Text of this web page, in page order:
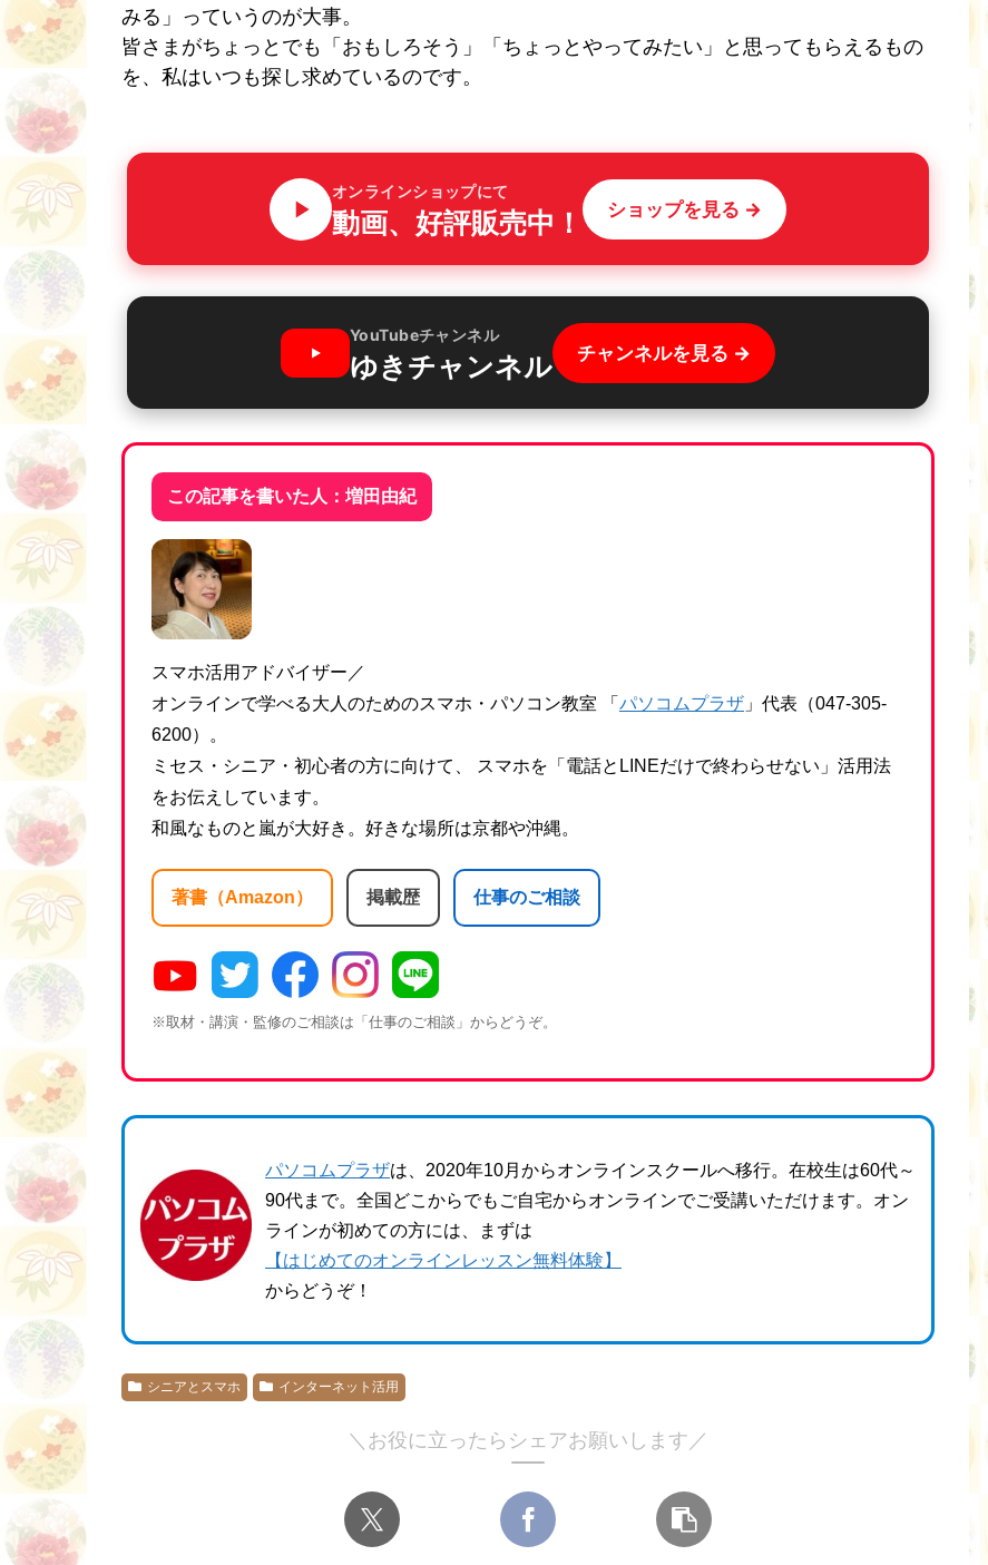
みる」っていうのが大事。
皆さまがちょっとでも「おもしろそう」「ちょっとやってみたい」と思ってもらえるもの
を、私はいつも探し求めているのです。
オンラインショップにて
動画、好評販売中！ ショップを見る →
YouTubeチャンネル
ゆきチャンネル チャンネルを見る →
この記事を書いた人：増田由紀
スマホ活用アドバイザー／
オンラインで学べる大人のためのスマホ・パソコン教室 「 パソコムプラザ 」代表（047-305-
6200）。
ミセス・シニア・初心者の方に向けて、 スマホを「電話とLINEだけで終わらせない」活用法
をお伝えしています。
和風なものと嵐が大好き。好きな場所は京都や沖縄。
著書（Amazon） 掲載歴 仕事のご相談
※取材・講演・監修のご相談は「仕事のご相談」からどうぞ。
パソコムプラザは、2020年10月からオンラインスクールへ移行。在校生は60代～
90代まで。全国どこからでもご自宅からオンラインでご受講いただけます。オン
ラインが初めての方には、まずは
【はじめてのオンラインレッスン無料体験】
からどうぞ！
シニアとスマホ インターネット活用
＼お役に立ったらシェアお願いします／